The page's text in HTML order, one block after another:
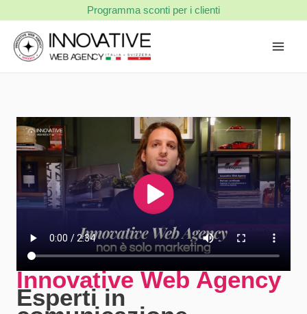
contenuto
Programma sconti per i clienti
Innovative Web Agency
Esperti in